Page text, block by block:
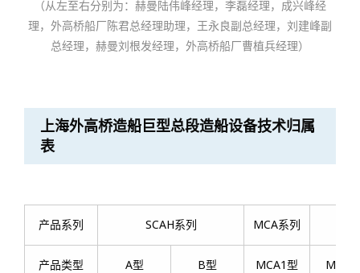
（从左至右分别为：赫曼陆伟峰经理，李磊经理，成兴峰经
理，外高桥船厂陈君总经理助理，王永良副总经理，刘建峰副
总经理，赫曼刘根发经理，外高桥船厂曹植兵经理）
上海外高桥造船巨型总段造船设备技术归属
表
产品系列 SCAH系列 MCA系列
产品类型 A型 B型 MCA1型 MCA2